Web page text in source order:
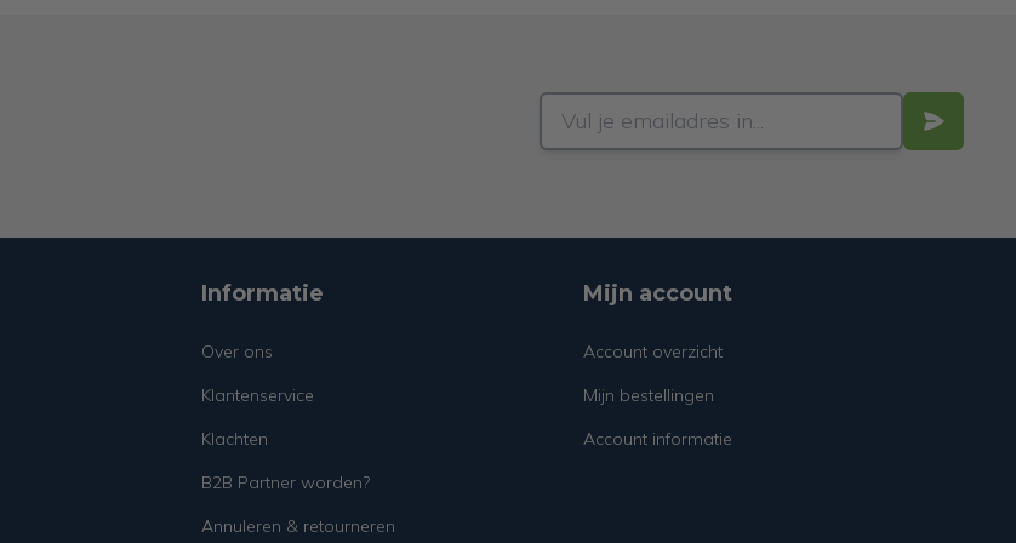
Informatie
Over ons
Klantenservice
Klachten
B2B Partner worden?
Annuleren & retourneren
Mijn account
Account overzicht
Mijn bestellingen
Account informatie